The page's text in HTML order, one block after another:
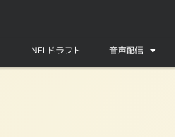
NFLドラフト 音声配信